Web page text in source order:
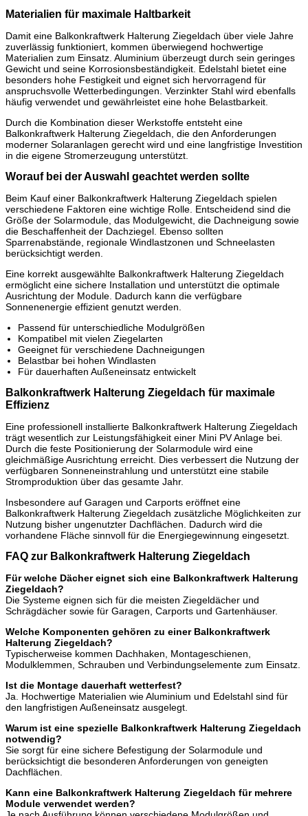
Materialien für maximale Haltbarkeit
Damit eine Balkonkraftwerk Halterung Ziegeldach über viele Jahre
zuverlässig funktioniert, kommen überwiegend hochwertige
Materialien zum Einsatz. Aluminium überzeugt durch sein geringes
Gewicht und seine Korrosionsbeständigkeit. Edelstahl bietet eine
besonders hohe Festigkeit und eignet sich hervorragend für
anspruchsvolle Wetterbedingungen. Verzinkter Stahl wird ebenfalls
häufig verwendet und gewährleistet eine hohe Belastbarkeit.
Durch die Kombination dieser Werkstoffe entsteht eine
Balkonkraftwerk Halterung Ziegeldach, die den Anforderungen
moderner Solaranlagen gerecht wird und eine langfristige Investition
in die eigene Stromerzeugung unterstützt.
Worauf bei der Auswahl geachtet werden sollte
Beim Kauf einer Balkonkraftwerk Halterung Ziegeldach spielen
verschiedene Faktoren eine wichtige Rolle. Entscheidend sind die
Größe der Solarmodule, das Modulgewicht, die Dachneigung sowie
die Beschaffenheit der Dachziegel. Ebenso sollten
Sparrenabstände, regionale Windlastzonen und Schneelasten
berücksichtigt werden.
Eine korrekt ausgewählte Balkonkraftwerk Halterung Ziegeldach
ermöglicht eine sichere Installation und unterstützt die optimale
Ausrichtung der Module. Dadurch kann die verfügbare
Sonnenenergie effizient genutzt werden.
Passend für unterschiedliche Modulgrößen
Kompatibel mit vielen Ziegelarten
Geeignet für verschiedene Dachneigungen
Belastbar bei hohen Windlasten
Für dauerhaften Außeneinsatz entwickelt
Balkonkraftwerk Halterung Ziegeldach für maximale
Effizienz
Eine professionell installierte Balkonkraftwerk Halterung Ziegeldach
trägt wesentlich zur Leistungsfähigkeit einer Mini PV Anlage bei.
Durch die feste Positionierung der Solarmodule wird eine
gleichmäßige Ausrichtung erreicht. Dies verbessert die Nutzung der
verfügbaren Sonneneinstrahlung und unterstützt eine stabile
Stromproduktion über das gesamte Jahr.
Insbesondere auf Garagen und Carports eröffnet eine
Balkonkraftwerk Halterung Ziegeldach zusätzliche Möglichkeiten zur
Nutzung bisher ungenutzter Dachflächen. Dadurch wird die
vorhandene Fläche sinnvoll für die Energiegewinnung eingesetzt.
FAQ zur Balkonkraftwerk Halterung Ziegeldach
Für welche Dächer eignet sich eine Balkonkraftwerk Halterung
Ziegeldach?
Die Systeme eignen sich für die meisten Ziegeldächer und
Schrägdächer sowie für Garagen, Carports und Gartenhäuser.
Welche Komponenten gehören zu einer Balkonkraftwerk
Halterung Ziegeldach?
Typischerweise kommen Dachhaken, Montageschienen,
Modulklemmen, Schrauben und Verbindungselemente zum Einsatz.
Ist die Montage dauerhaft wetterfest?
Ja. Hochwertige Materialien wie Aluminium und Edelstahl sind für
den langfristigen Außeneinsatz ausgelegt.
Warum ist eine spezielle Balkonkraftwerk Halterung Ziegeldach
notwendig?
Sie sorgt für eine sichere Befestigung der Solarmodule und
berücksichtigt die besonderen Anforderungen von geneigten
Dachflächen.
Kann eine Balkonkraftwerk Halterung Ziegeldach für mehrere
Module verwendet werden?